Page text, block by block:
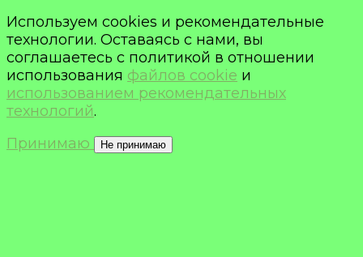
Используем cookies и рекомендательные
технологии. Оставаясь с нами, вы
соглашаетесь с политикой в отношении
использования файлов cookie и
использованием рекомендательных
технологий.
Принимаю
Не принимаю